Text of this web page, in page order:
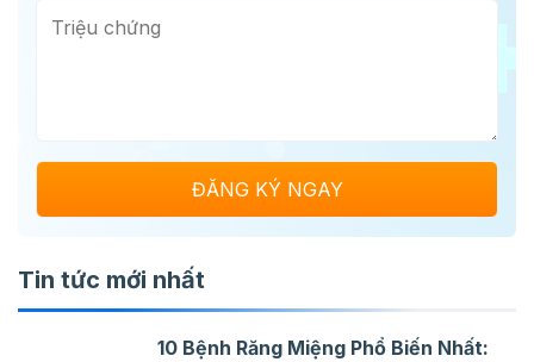
Tin tức mới nhất
10 Bệnh Răng Miệng Phổ Biến Nhất: